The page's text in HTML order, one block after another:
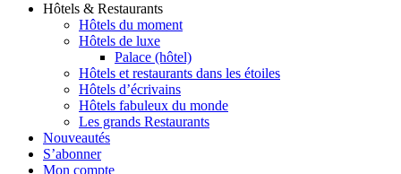
Hôtels & Restaurants
Hôtels du moment
Hôtels de luxe
Palace (hôtel)
Hôtels et restaurants dans les étoiles
Hôtels d’écrivains
Hôtels fabuleux du monde
Les grands Restaurants
Nouveautés
S’abonner
Mon compte